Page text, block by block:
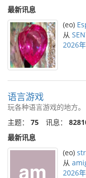
最新讯息
(eo)
从
2026
语言游戏
玩各种语言游戏的地方。
主题： 75 讯息：
最新讯息
(eo)
从
2026